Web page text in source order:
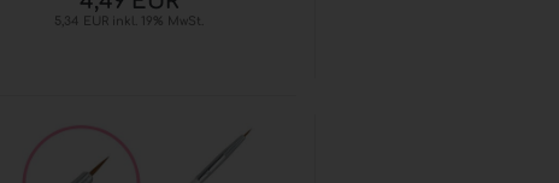
5,34 EUR inkl. 19% MwSt.